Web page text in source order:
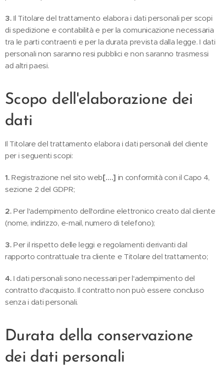
3.Il Titolare del trattamento elabora i dati personali per scopi
di spedizione e contabilità e per la comunicazione necessaria
tra le parti contraenti e per la durata prevista dalla legge. I dati
personali non saranno resi pubblici e non saranno trasmessi
ad altri paesi.
Scopo dell'elaborazione dei
dati
Il Titolare del trattamento elabora i dati personali del cliente
per i seguenti scopi:
1.Registrazione nel sito web[….] in conformità con il Capo 4,
sezione 2 del GDPR;
2.Per l'adempimento dell'ordine elettronico creato dal cliente
(nome, indirizzo, e-mail, numero di telefono);
3.Per il rispetto delle leggi e regolamenti derivanti dal
rapporto contrattuale tra cliente e Titolare del trattamento;
4.I dati personali sono necessari per l'adempimento del
contratto d'acquisto. Il contratto non può essere concluso
senza i dati personali.
Durata della conservazione
dei dati personali